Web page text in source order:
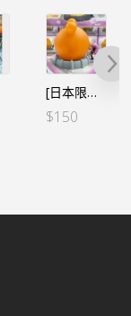
[日本限定] 海賊王 房間小夜燈 – 父之記憶 大熊&邦妮
$150